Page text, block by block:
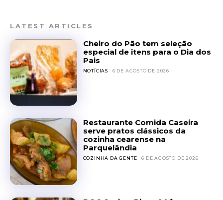
LATEST ARTICLES
Cheiro do Pão tem seleção
especial de itens para o Dia dos
Pais
NOTÍCIAS 6 DE AGOSTO DE 2026
Restaurante Comida Caseira
serve pratos clássicos da
cozinha cearense na
Parquelândia
COZINHA DA GENTE 6 DE AGOSTO DE 2026